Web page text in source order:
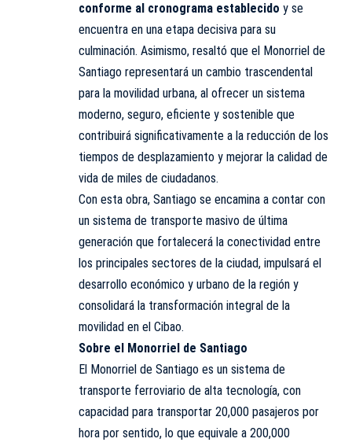
conforme al cronograma establecido y se
encuentra en una etapa decisiva para su
culminación. Asimismo, resaltó que el Monorriel de
Santiago representará un cambio trascendental
para la movilidad urbana, al ofrecer un sistema
moderno, seguro, eficiente y sostenible que
contribuirá significativamente a la reducción de los
tiempos de desplazamiento y mejorar la calidad de
vida de miles de ciudadanos.
Con esta obra, Santiago se encamina a contar con
un sistema de transporte masivo de última
generación que fortalecerá la conectividad entre
los principales sectores de la ciudad, impulsará el
desarrollo económico y urbano de la región y
consolidará la transformación integral de la
movilidad en el Cibao.
Sobre el Monorriel de Santiago
El Monorriel de Santiago es un sistema de
transporte ferroviario de alta tecnología, con
capacidad para transportar 20,000 pasajeros por
hora por sentido, lo que equivale a 200,000